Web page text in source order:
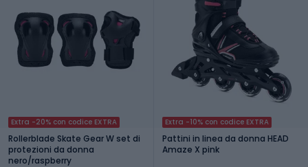
Extra -20% con codice EXTRA
Rollerblade Skate Gear W set di
protezioni da donna
nero/raspberry
Extra -10% con codice EXTRA
Pattini in linea da donna HEAD
Amaze X pink